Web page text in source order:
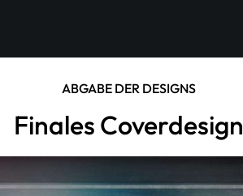
ABGABE DER DESIGNS
Finales Coverdesign